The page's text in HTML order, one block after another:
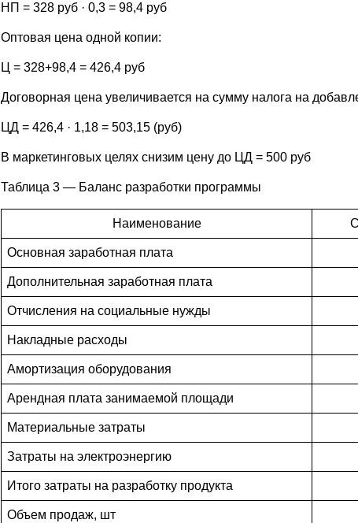
НП = 328 руб · 0,3 = 98,4 руб
Оптовая цена одной копии:
Ц = 328+98,4 = 426,4 руб
Договорная цена увеличивается на сумму налога на
ЦД = 426,4 · 1,18 = 503,15 (руб)
В маркетинговых целях снизим цену до ЦД = 500 руб
Таблица 3 — Баланс разработки программы
Наименование
Основная заработная плата
Дополнительная заработная плата
Отчисления на социальные нужды
Накладные расходы
Амортизация оборудования
Арендная плата занимаемой площади
Материальные затраты
Затраты на электроэнергию
Итого затраты на разработку продукта
Объем продаж, шт